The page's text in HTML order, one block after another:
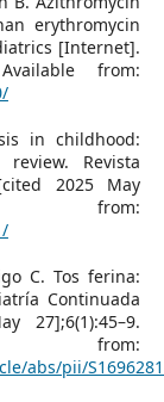
erythromycin
[Internet].
from:
in childhood:
Revista
2025 May
from:
C. Tos ferina:
Continuada
27];6(1):45–9.
abs/pii/